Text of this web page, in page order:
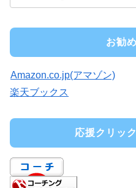
お勧
Amazon.co.jp(アマゾン)
楽天ブックス
応援クリッ